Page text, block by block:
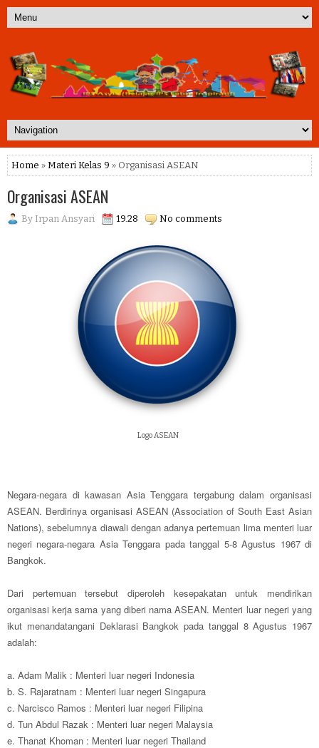
Home » Materi Kelas 9 » Organisasi ASEAN
Organisasi ASEAN
By Irpan Ansyari 19.28 No comments
Logo ASEAN
Negara-negara di kawasan Asia Tenggara tergabung dalam organisasi
ASEAN. Berdirinya organisasi ASEAN (Association of South East Asian
Nations), sebelumnya diawali dengan adanya pertemuan lima menteri luar
negeri negara-negara Asia Tenggara pada tanggal 5-8 Agustus 1967 di
Bangkok.
Dari pertemuan tersebut diperoleh kesepakatan untuk mendirikan
organisasi kerja sama yang diberi nama ASEAN. Menteri luar negeri yang
ikut menandatangani Deklarasi Bangkok pada tanggal 8 Agustus 1967
adalah:
a. Adam Malik : Menteri luar negeri Indonesia
b. S. Rajaratnam : Menteri luar negeri Singapura
c. Narcisco Ramos : Menteri luar negeri Filipina
d. Tun Abdul Razak : Menteri luar negeri Malaysia
e. Thanat Khoman : Menteri luar negeri Thailand